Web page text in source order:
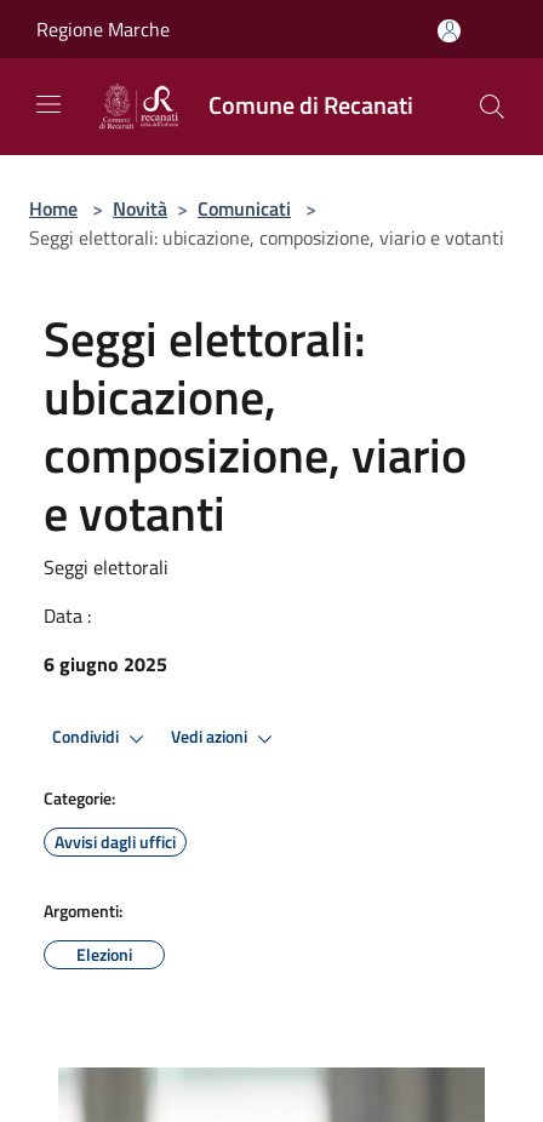
Regione Marche
Comune di Recanati
Home > Novità > Comunicati >
Seggi elettorali: ubicazione, composizione, viario e votanti
Seggi elettorali:
ubicazione,
composizione, viario
e votanti
Seggi elettorali
Data :
6 giugno 2025
Condividi Vedi azioni
Categorie:
Avvisi dagli uffici
Argomenti:
Elezioni